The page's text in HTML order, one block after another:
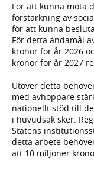
För att kunna möta
förstärkning av
för att kunna
För detta ändamål
kronor för år 2026
kronor för år 2027
Utöver detta
med avhoppare
nationellt stöd till
i huvudsak sker.
Statens
detta arbete
att 10 miljoner